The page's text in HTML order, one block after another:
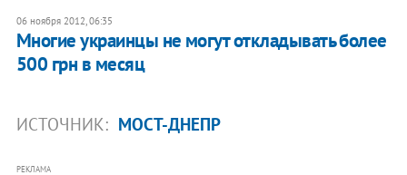
06 ноября 2012, 06:35
Многие украинцы не могут откладывать более
500 грн в месяц
ИСТОЧНИК: МОСТ-ДНЕПР
РЕКЛАМА